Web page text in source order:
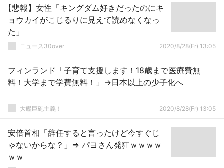
【悲報】女性「キングダム好きだったのにキ
ョウカイがこじるりに見えて読めなくなっ
た」
ニュース30over 2020/8/28(Fr) 13:05
フィンランド「子育て支援します！18歳まで医療費無
料！大学まで学費無料！」→日本以上の少子化へ
大艦巨砲主義！ 2020/8/28(Fr) 13:05
安倍首相「辞任すると言ったけど今すぐじ
ゃないからな？」⇒ パヨさん発狂ｗｗｗｗ
ｗｗ